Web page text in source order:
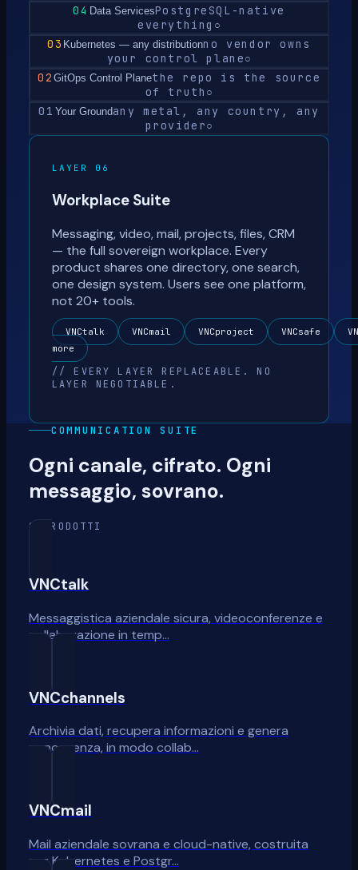
04 Data ServicesPostgreSQL-native
everything ○
03 Kubernetes — any distributionno vendor owns
your control plane ○
02GitOps Control Planethe repo is the source
of truth ○
01 Your Groundany metal, any country, any
provider ○
LAYER 06
Workplace Suite
Messaging, video, mail, projects, files, CRM
— the full sovereign workplace. Every
product shares one directory, one search,
one design system. Users see one platform,
not 20+ tools.
VNCtalk VNCmail VNCproject VNCsafe
more
// EVERY LAYER REPLACEABLE. NO
LAYER NEGOTIABLE.
COMMUNICATION SUITE
Ogni canale, cifrato. Ogni
messaggio, sovrano.
8 PRODOTTI
VNCtalk
Messaggistica aziendale sicura, videoconferenze e
collaborazione in temp…
VNCchannels
Archivia dati, recupera informazioni e genera
conoscenza, in modo collab…
VNCmail
Mail aziendale sovrana e cloud-native, costruita
per Kubernetes e Postgr…